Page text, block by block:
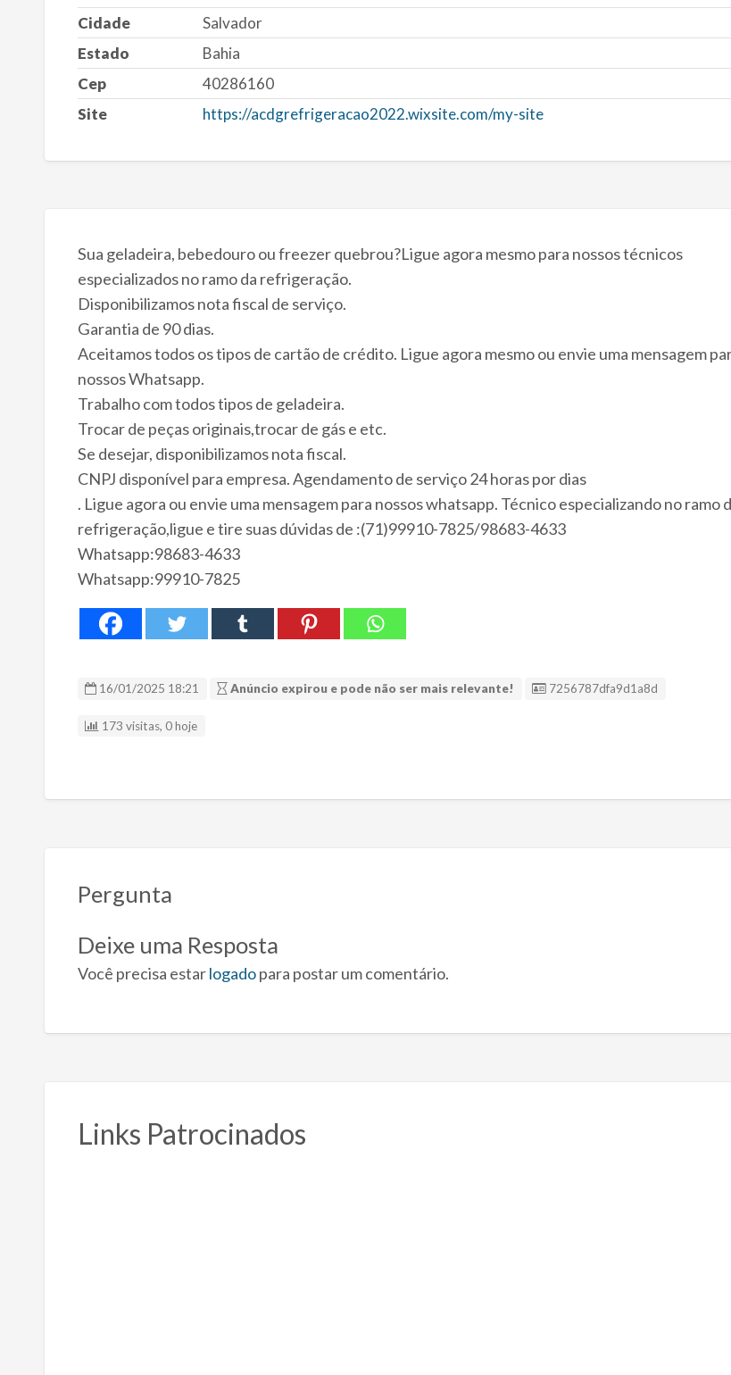
Cidade
Salvador
Estado
Bahia
Cep
40286160
Site
https://acdgrefrigeracao2022.wixsite.com/my-site
Sua geladeira, bebedouro ou freezer quebrou?Ligue agora mesmo para nossos técnicos
especializados no ramo da refrigeração.
Disponibilizamos nota fiscal de serviço.
Garantia de 90 dias.
Aceitamos todos os tipos de cartão de crédito. Ligue agora mesmo ou envie uma mensagem
nossos Whatsapp.
Trabalho com todos tipos de geladeira.
Trocar de peças originais,trocar de gás e etc.
Se desejar, disponibilizamos nota fiscal.
CNPJ disponível para empresa. Agendamento de serviço 24 horas por dias
. Ligue agora ou envie uma mensagem para nossos whatsapp. Técnico especializando no ramo
refrigeração,ligue e tire suas dúvidas de :(71)99910-7825/98683-4633
Whatsapp:98683-4633
Whatsapp:99910-7825
16/01/2025 18:21 Anúncio expirou e pode não ser mais relevante! ID Anúncio
7256787dfa9d1a8d
173 visitas, 0 hoje
Pergunta
Deixe uma Resposta
Você precisa estarlogadopara postar um comentário.
Links Patrocinados